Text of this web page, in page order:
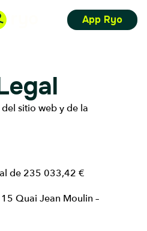
App Ryo
sitio web y de la
de 235 033,42 €
Quai Jean Moulin –